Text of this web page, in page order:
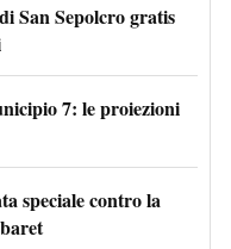
San Sepolcro gratis
7: le proiezioni
speciale contro la